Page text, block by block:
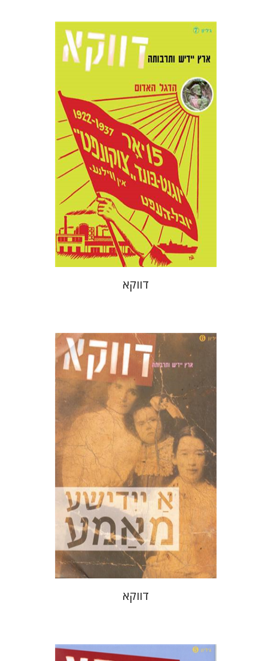
הנחת אתר ספר מודפס
$11
$10
דווקא
חנה עמית בני מר
דווקא